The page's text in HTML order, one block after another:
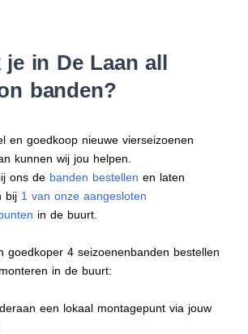
je in De Laan all
banden?
en goedkoop nieuwe vierseizoenen
kunnen wij jou helpen.
ons de banden bestellen en laten
bij 1 van onze aangesloten
in de buurt.
goedkoper 4 seizoenenbanden bestellen
in de buurt:
een lokaal montagepunt via jouw